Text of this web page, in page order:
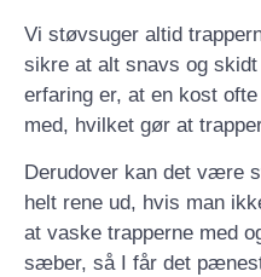
Vi støvsuger altid
sikre at alt snavs og
erfaring er, at en kost
med, hvilket gør at
Derudover kan det være
helt rene ud, hvis man
at vaske trapperne med
sæber, så I får det